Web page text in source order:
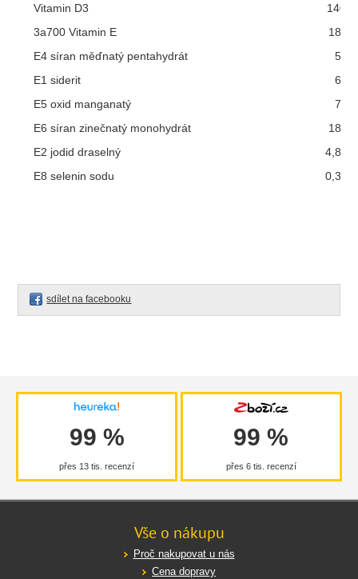
Vitamin D3
1400
3a700 Vitamin E
180
E4 síran měďnatý pentahydrát
59
E1 siderit
62
E5 oxid manganatý
77
E6 síran zinečnatý monohydrát
186
E2 jodid draselný
4,85
E8 selenin sodu
0,35
sdílet na facebooku
99 %
přes 13 tis. recenzí
99 %
přes 6 tis. recenzí
Vše o nákupu
Proč nakupovat u nás
Cena dopravy